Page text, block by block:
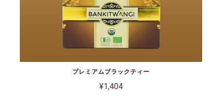
プレミアムブラックティー
¥1,404